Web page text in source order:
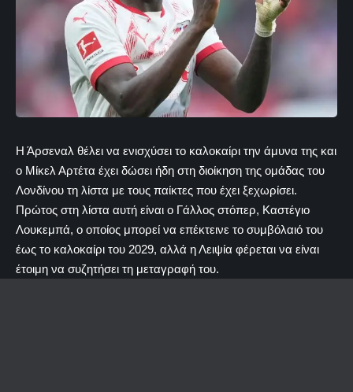
Η Άρσεναλ θέλει να ενισχύσει το καλοκαίρι την άμυνα της και
ο Μίκελ Αρτέτα έχει δώσει ήδη στη διοίκηση της ομάδας του
Λονδίνου τη λίστα με τους παίκτες που έχει ξεχωρίσει.
Πρώτος στη λίστα αυτή είναι ο Γάλλος στόπερ, Καστέγιο
Λουκεμπά, ο οποίος μπορεί να επέκτεινε το συμβόλαιό του
έως το καλοκαίρι του 2029, αλλά η Λειψία φέρεται να είναι
έτοιμη να συζητήσει τη μεταγραφή του.